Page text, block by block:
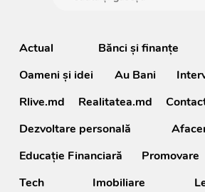
Actual Bănci şi finanţe
Oameni şi idei
Au Bani
Rlive.md
Realitatea.md
Dezvoltare personală
Educație Financiară
Promovare
Tech
Imobiliare